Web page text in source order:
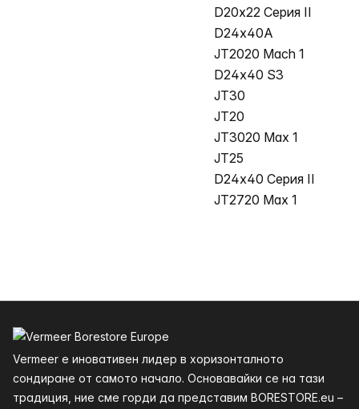
D20x22 Серия II
D24x40A
JT2020 Mach 1
D24x40 S3
JT30
JT20
JT3020 Мах 1
JT25
D24x40 Серия II
JT2720 Мах 1
Vermeer е иновативен лидер в хоризонталното
сондиране от самото начало. Основавайки се на тази
традиция, ние сме горди да представим BORESTORE.eu –